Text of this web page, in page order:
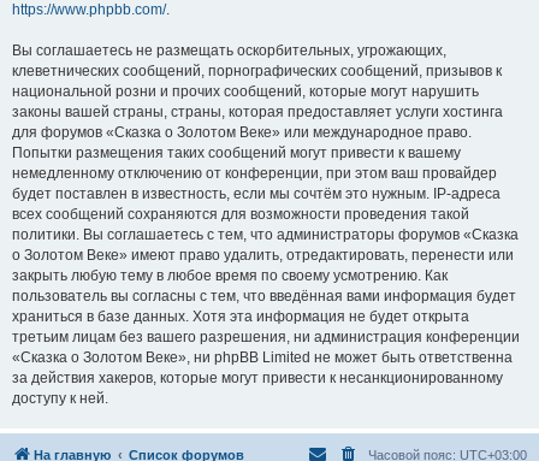
https://www.phpbb.com/.
Вы соглашаетесь не размещать оскорбительных, угрожающих,
клеветнических сообщений, порнографических сообщений, призывов к
национальной розни и прочих сообщений, которые могут нарушить
законы вашей страны, страны, которая предоставляет услуги хостинга
для форумов «Сказка о Золотом Веке» или международное право.
Попытки размещения таких сообщений могут привести к вашему
немедленному отключению от конференции, при этом ваш провайдер
будет поставлен в известность, если мы сочтём это нужным. IP-адреса
всех сообщений сохраняются для возможности проведения такой
политики. Вы соглашаетесь с тем, что администраторы форумов «Сказка
о Золотом Веке» имеют право удалить, отредактировать, перенести или
закрыть любую тему в любое время по своему усмотрению. Как
пользователь вы согласны с тем, что введённая вами информация будет
храниться в базе данных. Хотя эта информация не будет открыта
третьим лицам без вашего разрешения, ни администрация конференции
«Сказка о Золотом Веке», ни phpBB Limited не может быть ответственна
за действия хакеров, которые могут привести к несанкционированному
доступу к ней.
На главную Список форумов Часовой пояс: UTC+03:00